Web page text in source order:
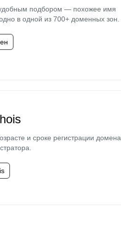
удобным подбором — похожее имя
в одной из 700+ доменных зон.
и сроке регистрации домена,